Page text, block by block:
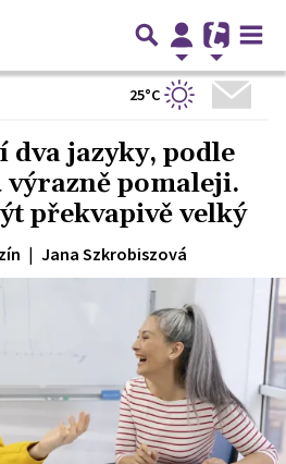
25°C
jazyky, podle
pomaleji.
překvapivě velký
| Jana Szkrobiszová